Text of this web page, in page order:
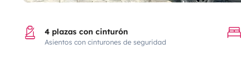
4 plazas con cinturón
Asientos con cinturones de seguridad